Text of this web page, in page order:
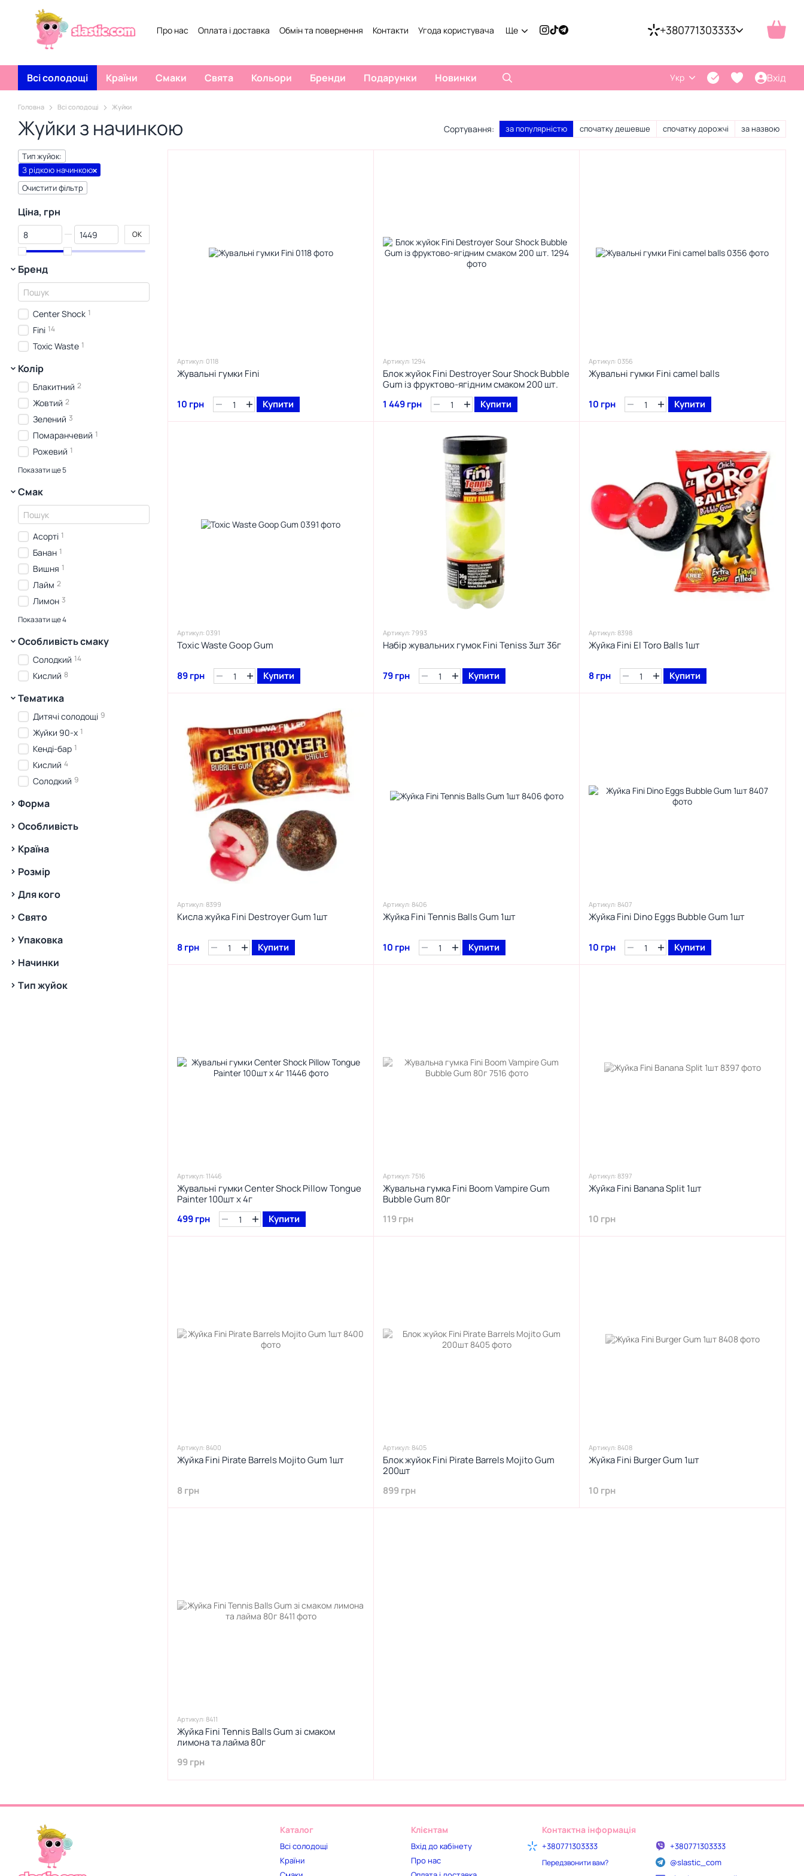
Перейти к основному контенту
Про нас
Оплата і доставка Обмін та повернення Контакти Угода користувача Ще +380771303333
Всі солодощі Країни Смаки Свята Кольори Бренди Подарунки Новинки Укр Вхід
Головна Всі солодощі Жуйки
Жуйки з начинкою Сортування: за популярністю спочатку дешевше спочатку дорожчі за назвою
Артикул: 0118
Жувальні гумки Fini
10 грн Купити
Артикул: 1294
Блок жуйок Fini Destroyer Sour Shock Bubble
Gum із фруктово-ягідним смаком 200 шт.
1 449 грн
Купити
Артикул: 0356
Жувальні гумки Fini camel balls
10 грн Купити
Артикул: 0391
Toxic Waste Goop Gum
89 грн Купити
Артикул: 7993
Набір жувальних гумок Fini Teniss 3шт 36г
79 грн Купити
Артикул: 8398
Жуйка Fini El Toro Balls 1шт
8 грн Купити
Артикул: 8399
Кисла жуйка Fini Destroyer Gum 1шт
8 грн Купити
Артикул: 8406
Жуйка Fini Tennis Balls Gum 1шт
10 грн Купити
Артикул: 8407
Жуйка Fini Dino Eggs Bubble Gum 1шт
10 грн Купити
Артикул: 11446
Жувальні гумки Center Shock Pillow Tongue
Painter 100шт х 4г
499 грн
Купити
Артикул: 7516
Жувальна гумка Fini Boom Vampire Gum
Bubble Gum 80г
119 грн
Артикул: 8397
Жуйка Fini Banana Split 1шт
10 грн
Артикул: 8400
Жуйка Fini Pirate Barrels Mojito Gum 1шт
8 грн
Артикул: 8405
Блок жуйок Fini Pirate Barrels Mojito Gum
200шт
899 грн
Артикул: 8408
Жуйка Fini Burger Gum 1шт
10 грн
Артикул: 8411
Жуйка Fini Tennis Balls Gum зі смаком
лимона та лайма 80г
99 грн
Тип жуйок:
З рідкою начинкою
Очистити фільтр
Ціна, грн
От Ціна, грн
До Ціна, грн ОК
Бренд
Center Shock 1
Fini 14
Toxic Waste 1
Колір
Блакитний 2
Жовтий 2
Зелений 3
Помаранчевий 1
Рожевий 1
Синій 3
Червоний
Чорний
Коричневий
Показати ще 5
Смак
Асорті 1
Банан 1
Вишня 1
Лайм 2
Лимон 3
Мохіто 2
Фруктовий 3
Ягоди 2
Показати ще 4
Особливість смаку
Солодкий 14
Кислий 8
Тематика
Дитячі солодощі 9
Жуйки 90-х 1
Кенді-бар 1
Кислий 4
Солодкий 9
Форма
Особливість
Країна
Розмір
Для кого
Свято
Упаковка
Начинки
Тип жуйок
Каталог
Всі солодощі
Країни
Клієнтам
Вхід до кабінету
Про нас
Контактна інформація
+380771303333
Передзвонити вам?
+380771303333
@slastic_com